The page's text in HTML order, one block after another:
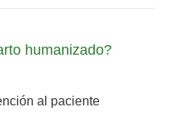
humanizado?
al paciente